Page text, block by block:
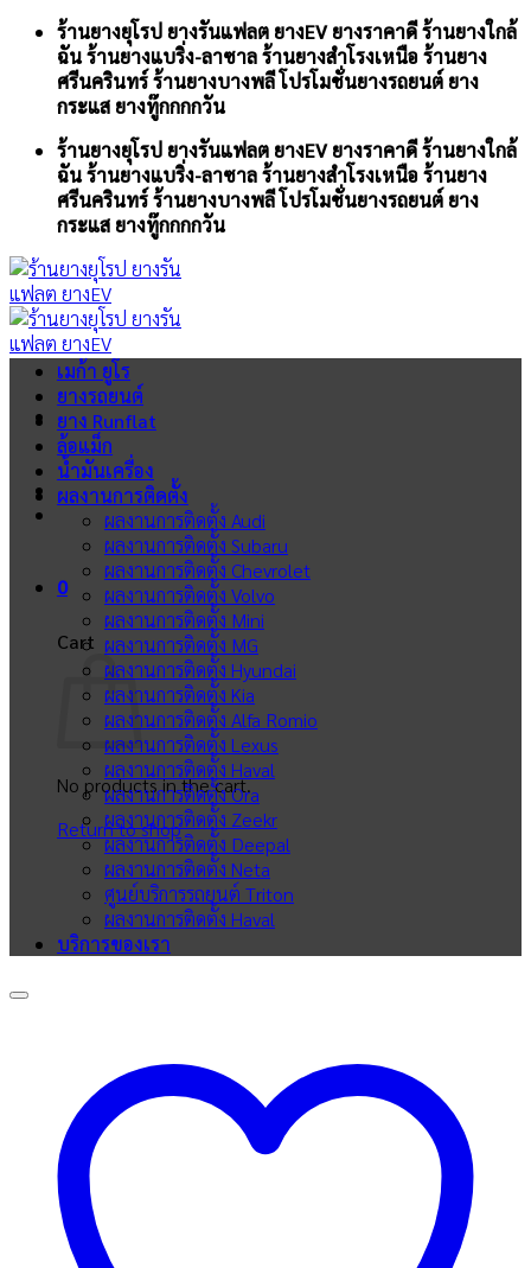
Skip
content
ร้านยางยุโรป ยางรันแฟลต ยางEV ยางราคาดี ร้านยางใกล้
ฉัน ร้านยางแบริ่ง-ลาซาล ร้านยางสำโรงเหนือ ร้านยาง
ศรีนครินทร์ ร้านยางบางพลี โปรโมชั่นยางรถยนต์ ยาง
กระแส ยางทู๊กกกกวัน
ร้านยางยุโรป ยางรันแฟลต ยางEV ยางราคาดี ร้านยางใกล้
ฉัน ร้านยางแบริ่ง-ลาซาล ร้านยางสำโรงเหนือ ร้านยาง
ศรีนครินทร์ ร้านยางบางพลี โปรโมชั่นยางรถยนต์ ยาง
กระแส ยางทู๊กกกกวัน
0
Cart
No products in the cart.
Return to shop
เมก้า ยูโร
ยางรถยนต์
ยาง Runflat
ล้อแม็ก
น้ำมันเครื่อง
ผลงานการติดตั้ง
ผลงานการติดตั้ง Audi
ผลงานการติดตั้ง Subaru
ผลงานการติดตั้ง Chevrolet
ผลงานการติดตั้ง Volvo
ผลงานการติดตั้ง Mini
ผลงานการติดตั้ง MG
ผลงานการติดตั้ง Hyundai
ผลงานการติดตั้ง Kia
ผลงานการติดตั้ง Alfa Romio
ผลงานการติดตั้ง Lexus
ผลงานการติดตั้ง Haval
ผลงานการติดตั้ง Ora
ผลงานการติดตั้ง Zeekr
ผลงานการติดตั้ง Deepal
ผลงานการติดตั้ง Neta
ศูนย์บริการรถยนต์ Triton
ผลงานการติดตั้ง Haval
บริการของเรา